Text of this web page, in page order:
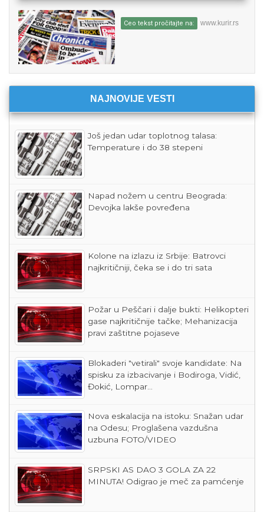
Ceo tekst pročitajte na: www.kurir.rs
NAJNOVIJE VESTI
Još jedan udar toplotnog talasa:
Temperature i do 38 stepeni
Napad nožem u centru Beograda:
Devojka lakše povređena
Kolone na izlazu iz Srbije: Batrovci
najkritičniji, čeka se i do tri sata
Požar u Peščari i dalje bukti: Helikopteri
gase najkritičnije tačke; Mehanizacija
pravi zaštitne pojaseve
Blokaderi "vetirali" svoje kandidate: Na
spisku za izbacivanje i Bodiroga, Vidić,
Đokić, Lompar...
Nova eskalacija na istoku: Snažan udar
na Odesu; Proglašena vazdušna
uzbuna FOTO/VIDEO
SRPSKI AS DAO 3 GOLA ZA 22
MINUTA! Odigrao je meč za pamćenje